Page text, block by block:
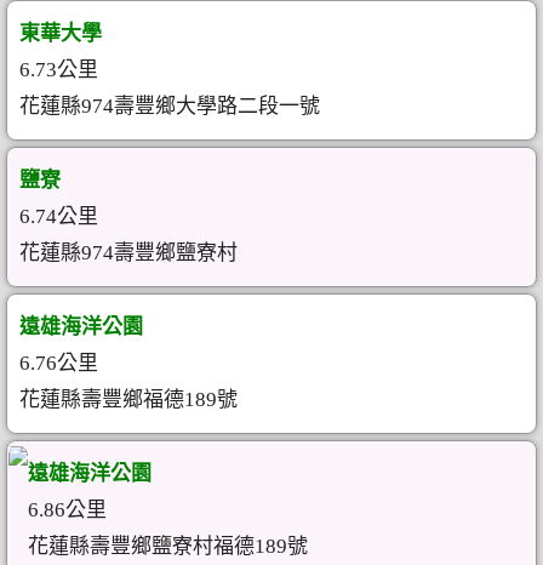
東華大學
6.73公里
花蓮縣974壽豐鄉大學路二段一號
鹽寮
6.74公里
花蓮縣974壽豐鄉鹽寮村
遠雄海洋公園
6.76公里
花蓮縣壽豐鄉福德189號
遠雄海洋公園
6.86公里
花蓮縣壽豐鄉鹽寮村福德189號